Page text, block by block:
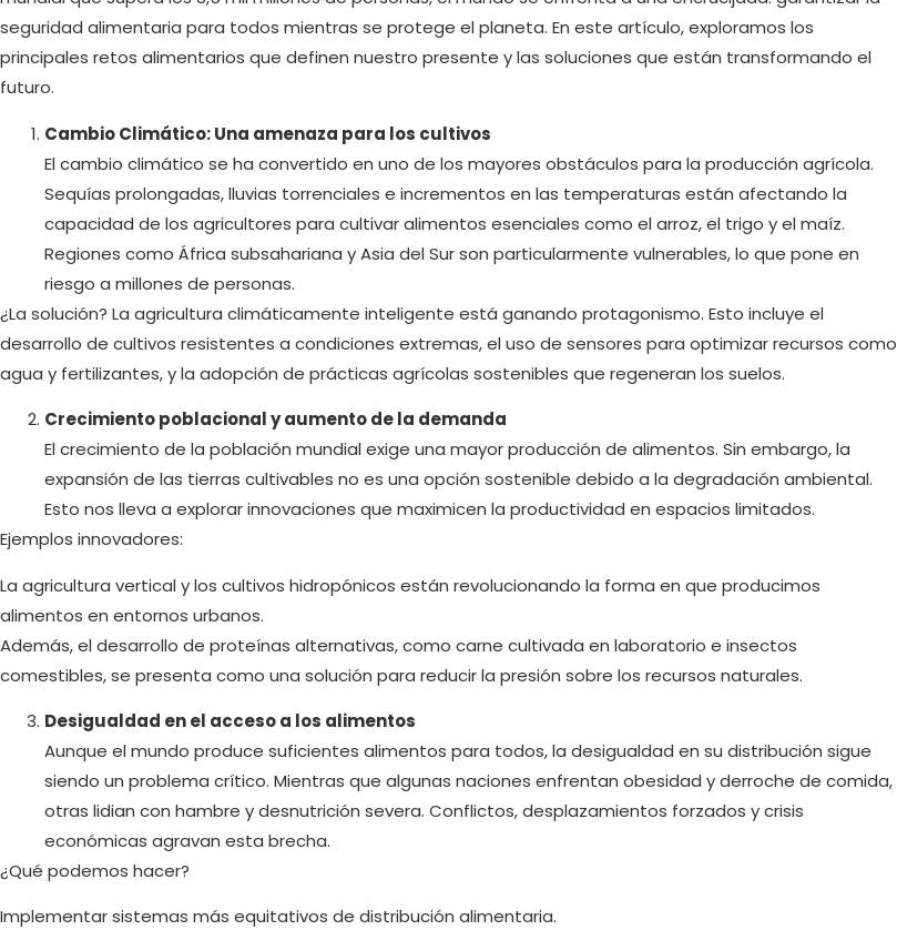
seguridad alimentaria para todos mientras se protege el planeta. En este artículo, exploramos los
principales retos alimentarios que definen nuestro presente y las soluciones que están transformando el
futuro.
Cambio Climático: Una amenaza para los cultivos
El cambio climático se ha convertido en uno de los mayores obstáculos para la producción agrícola.
Sequías prolongadas, lluvias torrenciales e incrementos en las temperaturas están afectando la
capacidad de los agricultores para cultivar alimentos esenciales como el arroz, el trigo y el maíz.
Regiones como África subsahariana y Asia del Sur son particularmente vulnerables, lo que pone en
riesgo a millones de personas.
¿La solución? La agricultura climáticamente inteligente está ganando protagonismo. Esto incluye el
desarrollo de cultivos resistentes a condiciones extremas, el uso de sensores para optimizar recursos como
agua y fertilizantes, y la adopción de prácticas agrícolas sostenibles que regeneran los suelos.
Crecimiento poblacional y aumento de la demanda
El crecimiento de la población mundial exige una mayor producción de alimentos. Sin embargo, la
expansión de las tierras cultivables no es una opción sostenible debido a la degradación ambiental.
Esto nos lleva a explorar innovaciones que maximicen la productividad en espacios limitados.
Ejemplos innovadores:
La agricultura vertical y los cultivos hidropónicos están revolucionando la forma en que producimos
alimentos en entornos urbanos.
Además, el desarrollo de proteínas alternativas, como carne cultivada en laboratorio e insectos
comestibles, se presenta como una solución para reducir la presión sobre los recursos naturales.
Desigualdad en el acceso a los alimentos
Aunque el mundo produce suficientes alimentos para todos, la desigualdad en su distribución sigue
siendo un problema crítico. Mientras que algunas naciones enfrentan obesidad y derroche de comida,
otras lidian con hambre y desnutrición severa. Conflictos, desplazamientos forzados y crisis
económicas agravan esta brecha.
¿Qué podemos hacer?
Implementar sistemas más equitativos de distribución alimentaria.